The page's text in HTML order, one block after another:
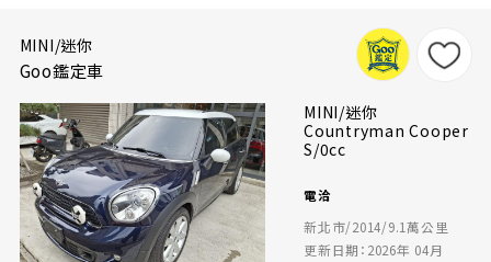
MINI/迷你
Goo鑑定車
MINI/迷你
Countryman Cooper
S/0cc
電洽
新北市/2014/9.1萬公里
更新日期：2026年 04月